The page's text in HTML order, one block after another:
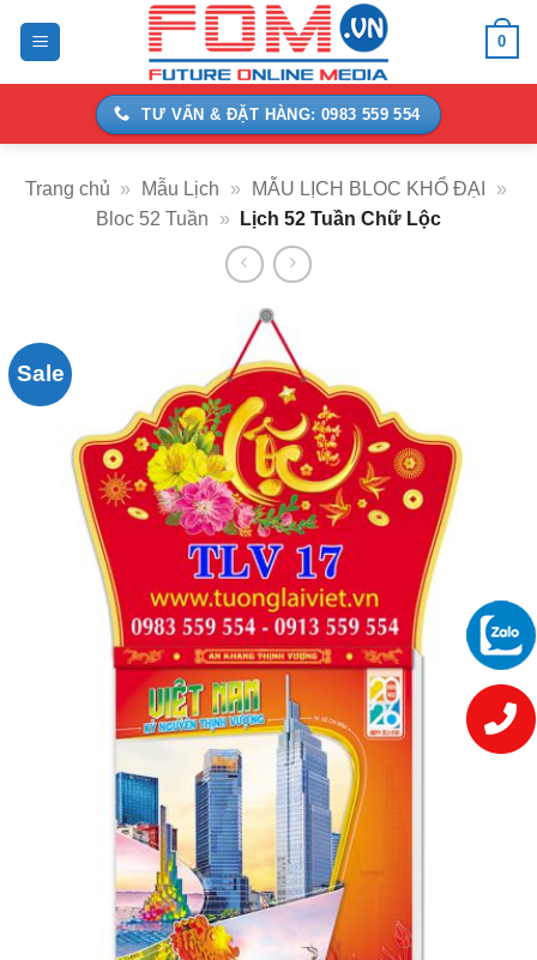
0
TƯ VẤN & ĐẶT HÀNG: 0983 559 554
Trang chủ » Mẫu Lịch » MẪU LỊCH BLOC KHỔ ĐẠI
»
Bloc 52 Tuần
» Lịch 52 Tuần Chữ Lộc
Sale